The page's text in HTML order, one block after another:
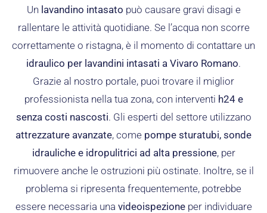
Un lavandino intasato può causare gravi disagi e
rallentare le attività quotidiane. Se l’acqua non scorre
correttamente o ristagna, è il momento di contattare un
idraulico per lavandini intasati a Vivaro Romano.
Grazie al nostro portale, puoi trovare il miglior
professionista nella tua zona, con interventi h24 e
senza costi nascosti. Gli esperti del settore utilizzano
attrezzature avanzate, come pompe sturatubi, sonde
idrauliche e idropulitrici ad alta pressione, per
rimuovere anche le ostruzioni più ostinate. Inoltre, se il
problema si ripresenta frequentemente, potrebbe
essere necessaria una videoispezioneper individuare